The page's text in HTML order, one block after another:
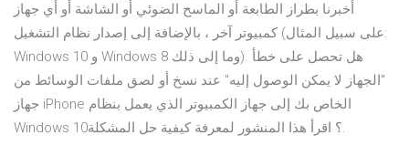
أخبرنا بطراز الطابعة أو الماسح الضوئي أو الشاشة أو أي جهاز
كمبيوتر آخر ، بالإضافة إلى إصدار نظام التشغيل (على سبيل المثال:
Windows 10 و Windows 8 وما إلى ذلك). هل تحصل على خطأ
"الجهاز لا يمكن الوصول إليه" عند نسخ أو لصق ملفات الوسائط من
جهاز iPhone الخاص بك إلى جهاز الكمبيوتر الذي يعمل بنظام
Windows 10؟ اقرأ هذا المنشور لمعرفة كيفية حل المشكلة.